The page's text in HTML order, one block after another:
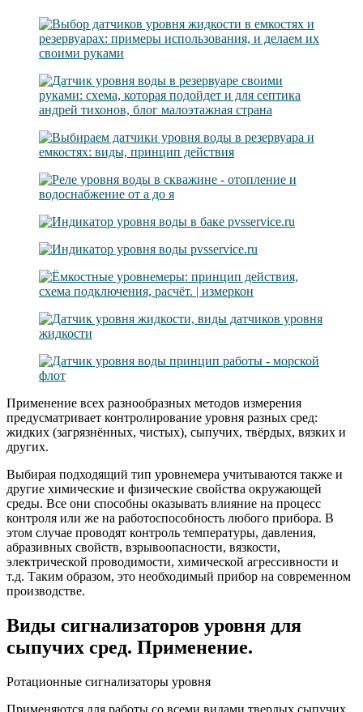
Применение всех разнообразных методов измерения
предусматривает контролирование уровня разных сред:
жидких (загрязнённых, чистых), сыпучих, твёрдых, вязких и
других.
Выбирая подходящий тип уровнемера учитываются также и
другие химические и физические свойства окружающей
среды. Все они способны оказывать влияние на процесс
контроля или же на работоспособность любого прибора. В
этом случае проводят контроль температуры, давления,
абразивных свойств, взрывоопасности, вязкости,
электрической проводимости, химической агрессивности и
т.д. Таким образом, это необходимый прибор на современном
производстве.
Виды сигнализаторов уровня для
сыпучих сред. Применение.
Ротационные сигнализаторы уровня
Применяются для работы со всеми видами твердых сыпучих